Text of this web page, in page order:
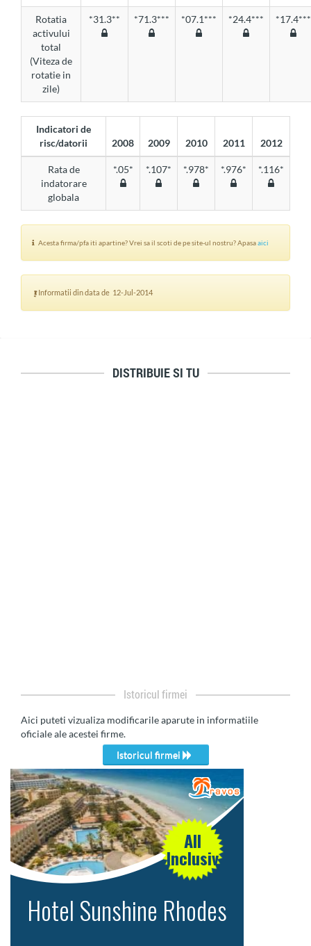
Rotatia
activului
total
(Viteza de
rotatie in
zile)
*31.3** *71.3*** *07.1*** *24.4*** *17.4***
Indicatori de
risc/datorii
2008 2009 2010 2011 2012
Rata de
indatorare
globala
*.05* *.107* *.978* *.976* *.116*
Acesta firma/pfa iti apartine? Vrei sa il scoti de pe site-ul nostru? Apasaaici
Informatii din data de 12-Jul-2014
DISTRIBUIE SI TU
Istoricul firmei
Aici puteti vizualiza modificarile aparute in informatiile
oficiale ale acestei firme.
Istoricul firmei